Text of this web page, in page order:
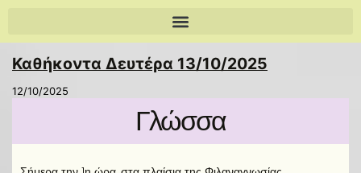
Καθήκοντα Δευτέρα 13/10/2025
12/10/2025
Γλώσσα